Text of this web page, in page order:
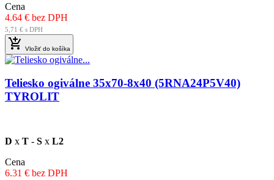
Cena
4.64 € bez DPH
5,71 € s DPH
 Vložiť do košíka
Teliesko ogiválne 35x70-8x40 (5RNA24P5V40)
TYROLIT
D x T - S x L2
Cena
6.31 € bez DPH